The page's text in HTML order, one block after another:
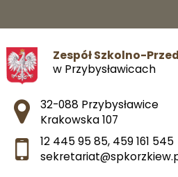
Zespół Szkolno-
w Przybysławicach
Adres pocztowy:
32-088 Przybysławice
Krakowska 107
12 445 95 85, 459 161 545